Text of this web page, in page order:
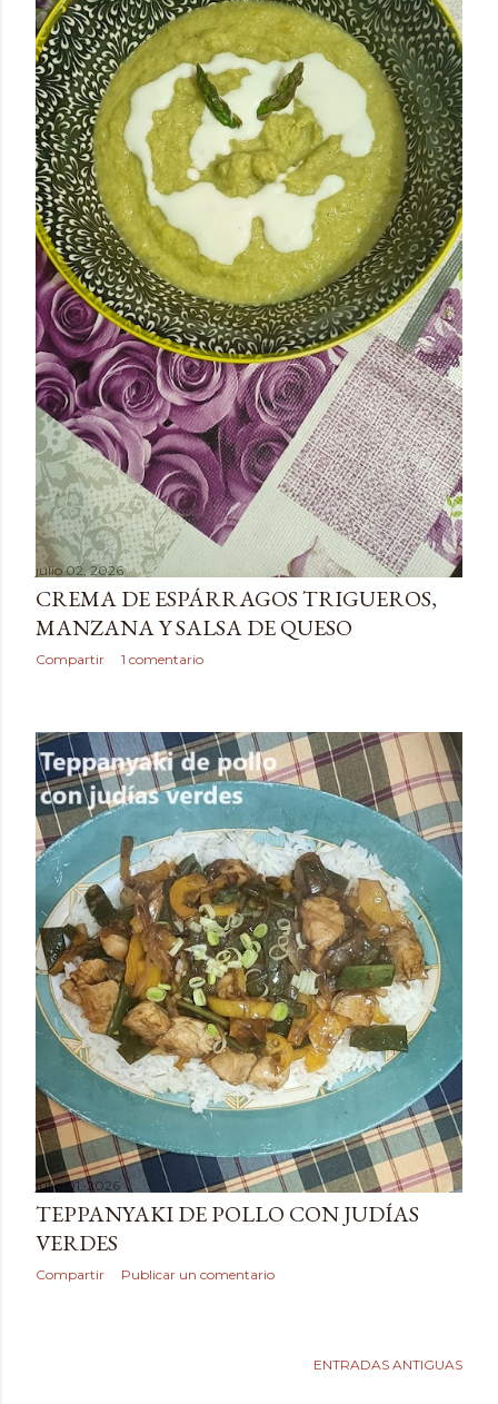
julio 02, 2026
CREMA DE ESPÁRRAGOS TRIGUEROS,
MANZANA Y SALSA DE QUESO
Compartir 1 comentario
julio 01, 2026
TEPPANYAKI DE POLLO CON JUDÍAS
VERDES
Compartir Publicar un comentario
ENTRADAS ANTIGUAS